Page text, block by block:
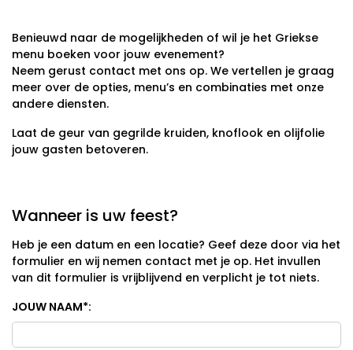
Benieuwd naar de mogelijkheden of wil je het Griekse
menu boeken voor jouw evenement?
Neem gerust contact met ons op. We vertellen je graag
meer over de opties, menu’s en combinaties met onze
andere diensten.
Laat de geur van gegrilde kruiden, knoflook en olijfolie
jouw gasten betoveren.
Wanneer is uw feest?
Heb je een datum en een locatie? Geef deze door via het
formulier en wij nemen contact met je op. Het invullen
van dit formulier is vrijblijvend en verplicht je tot niets.
JOUW NAAM*: